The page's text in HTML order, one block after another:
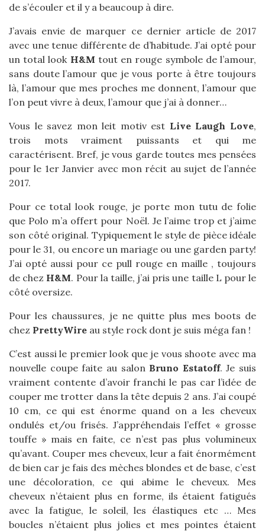
de s’écouler et il y a beaucoup à dire.
J’avais envie de marquer ce dernier article de 2017
avec une tenue différente de d’habitude. J’ai opté pour
un total look H&M tout en rouge symbole de l’amour,
sans doute l’amour que je vous porte à être toujours
là, l’amour que mes proches me donnent, l’amour que
l’on peut vivre à deux, l’amour que j’ai à donner…
Vous le savez mon leit motiv est Live Laugh Love,
trois mots vraiment puissants et qui me
caractérisent. Bref, je vous garde toutes mes pensées
pour le 1er Janvier avec mon récit au sujet de l’année
2017.
Pour ce total look rouge, je porte mon tutu de folie
que Polo m’a offert pour Noël. Je l’aime trop et j’aime
son côté original. Typiquement le style de pièce idéale
pour le 31, ou encore un mariage ou une garden party!
J’ai opté aussi pour ce pull rouge en maille , toujours
de chez H&M. Pour la taille, j’ai pris une taille L pour le
côté oversize.
Pour les chaussures, je ne quitte plus mes boots de
chez PrettyWire au style rock dont je suis méga fan !
C’est aussi le premier look que je vous shoote avec ma
nouvelle coupe faite au salon Bruno Estatoff. Je suis
vraiment contente d’avoir franchi le pas car l’idée de
couper me trotter dans la tête depuis 2 ans. J’ai coupé
10 cm, ce qui est énorme quand on a les cheveux
ondulés et/ou frisés. J’appréhendais l’effet « grosse
touffe » mais en faite, ce n’est pas plus volumineux
qu’avant. Couper mes cheveux, leur a fait énormément
de bien car je fais des mèches blondes et de base, c’est
une décoloration, ce qui abime le cheveux. Mes
cheveux n’étaient plus en forme, ils étaient fatigués
avec la fatigue, le soleil, les élastiques etc … Mes
boucles n’étaient plus jolies et mes pointes étaient